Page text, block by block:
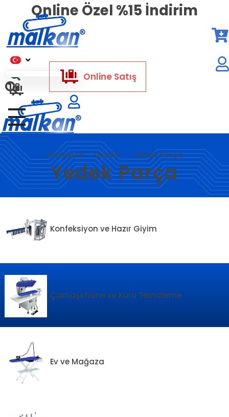
Online Özel %15 İndirim
Online Satış
Malkan; 1971'den Bugüne
Ütü ve Pres Makineleri
Malkan; 1971'den Bugüne
Ütü ve Pres Makineleri
Anasayfa Ürünler Yedek Parça
Yedek Parça
Konfeksiyon ve Hazır Giyim
Çamaşırhane ve Kuru Temizleme
Ev ve Mağaza